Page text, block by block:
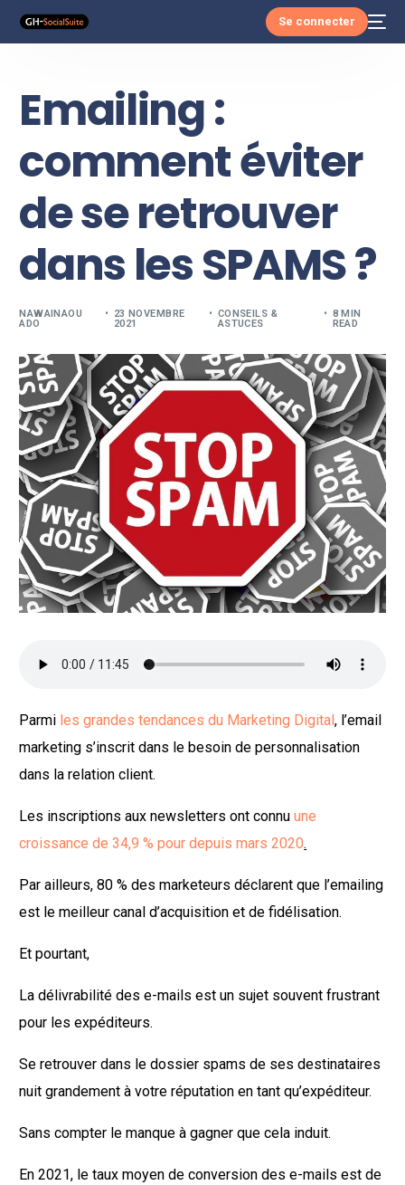
Se connecter
Emailing :
comment éviter
de se retrouver
dans les SPAMS ?
NAWAINAOU
ADO
23 NOVEMBRE
2021
CONSEILS &
ASTUCES
8 MIN
READ
Parmi les grandes tendances du Marketing Digital, l’email
marketing s’inscrit dans le besoin de personnalisation
dans la relation client.
Les inscriptions aux newsletters ont connuune
croissance de 34,9 % pour depuis mars 2020.
Par ailleurs, 80 % des marketeurs déclarent que l’emailing
est le meilleur canal d’acquisition et de fidélisation.
Et pourtant,
La délivrabilité des e-mails est un sujet souvent frustrant
pour les expéditeurs.
Se retrouver dans le dossier spams de ses destinataires
nuit grandement à votre réputation en tant qu’expéditeur.
Sans compter le manque à gagner que cela induit.
En 2021, le taux moyen de conversion des e-mails est de